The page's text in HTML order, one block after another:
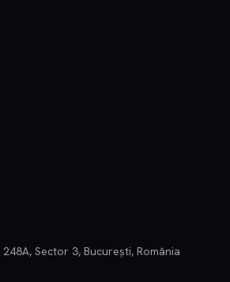
Sector 3, București, România